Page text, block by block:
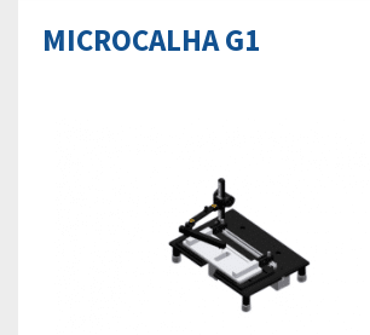
MICROCALHA G1